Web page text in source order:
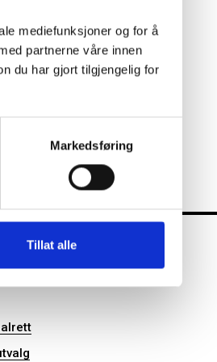
mediefunksjoner og for å
partnerne våre innen
du har gjort tilgjengelig for
Markedsføring
Tillat alle